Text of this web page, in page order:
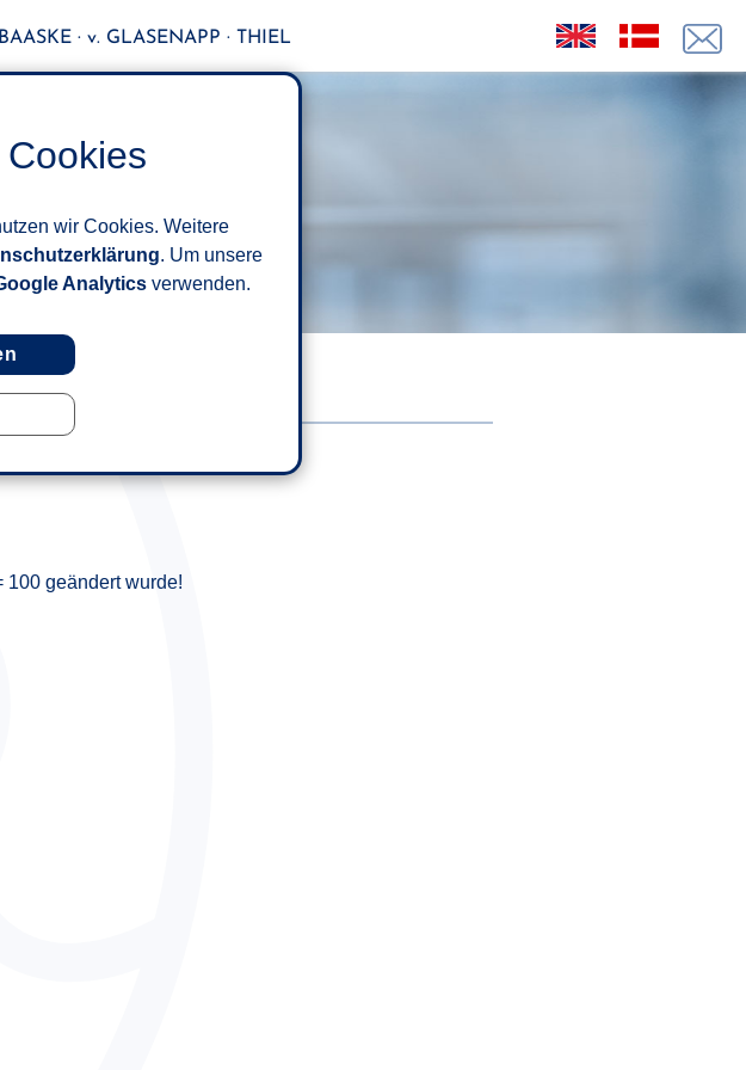
wir Cookies. Weitere
. Um unsere
Analytics verwenden.
BAASKE · v. GLASENAPP · THIEL
100 geändert wurde!